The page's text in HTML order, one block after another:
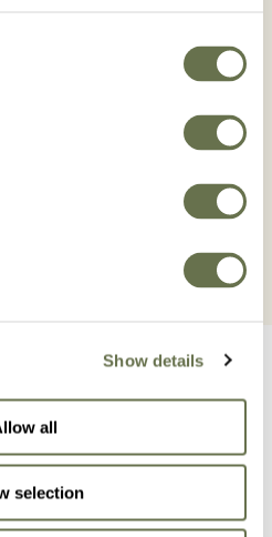
Show details
all
selection
sempre l’etichetta e le